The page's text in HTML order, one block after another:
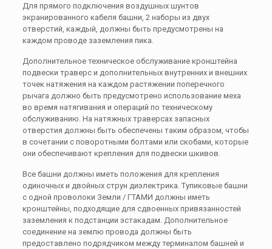
Для прямого подключения воздушных шунтов
экранированного кабеля башни, 2 наборы из двух
отверстий, каждый, должны быть предусмотрены на
каждом проводе заземления пика.
Дополнительное техническое обслуживание кронштейна
подвески траверс и дополнительных внутренних и внешних
точек натяжения на каждом растяжении поперечного
рычага должно быть предусмотрено использование меха
во время натягивания и операций по техническому
обслуживанию. На натяжных траверсах запасных
отверстия должны быть обеспечены таким образом, чтобы
в сочетании с поворотными болтами или скобами, которые
они обеспечивают крепления для подвески шкивов.
Все башни должны иметь положения для крепления
одиночных и двойных струн диэлектрика. Тупиковые башни
с одной проволоки Земли / ГТАМИ должны иметь
кронштейны, подходящие для сдвоенных привязанностей
заземления к подстанции эстакадам. Дополнительное
соединение на землю провода должны быть
предоставлено подрядчиком между терминалом башней и